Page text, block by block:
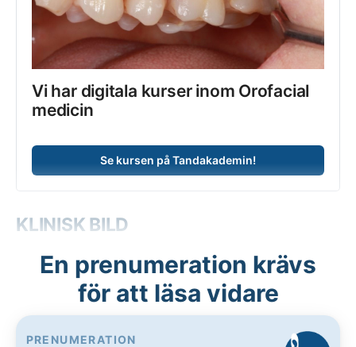
Vi har digitala kurser inom Orofacial
medicin
Se kursen på Tandakademin!
KLINISK BILD
En prenumeration krävs
för att läsa vidare
PRENUMERATION